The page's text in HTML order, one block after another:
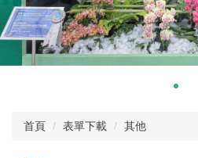
首頁 表單下載 其他